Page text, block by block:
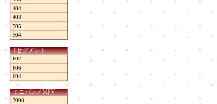
404
403
505
504
Eセグメント
607
606
604
ミニバン／MPV
3008